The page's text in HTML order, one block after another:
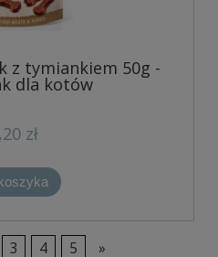
z tymiankiem 50g -
dla kotów
zł
3 4 5 »